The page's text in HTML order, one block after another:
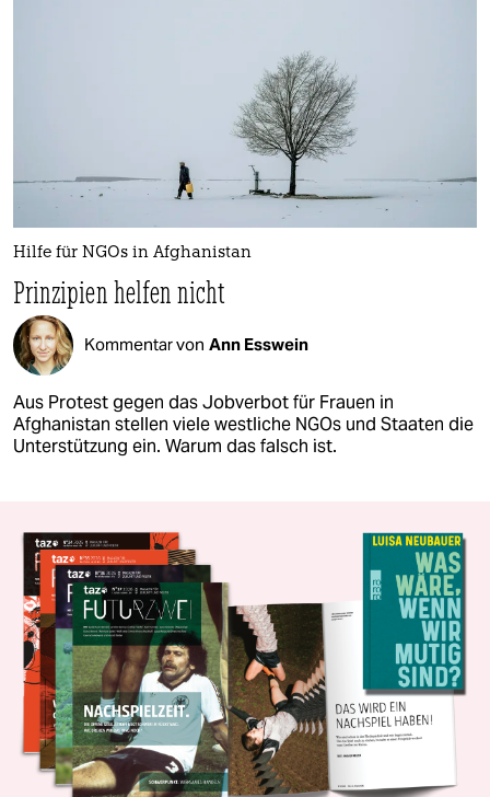
Hilfe für NGOs in Afghanistan
Prinzipien helfen nicht
Kommentar von Ann Esswein
Aus Protest gegen das Jobverbot für Frauen in
Afghanistan stellen viele westliche NGOs und Staaten die
Unterstützung ein. Warum das falsch ist.